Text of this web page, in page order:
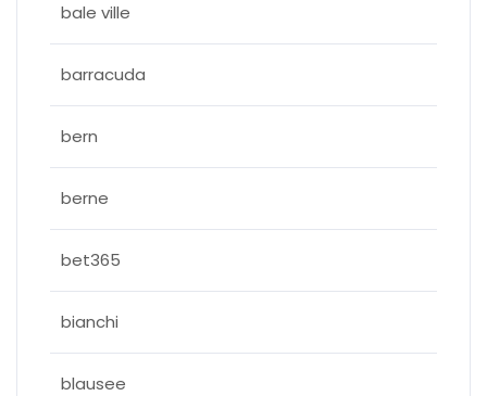
bale ville
barracuda
bern
berne
bet365
bianchi
blausee